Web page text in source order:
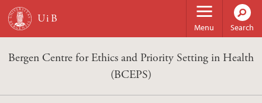
Skip to main content
Menu Search
Bergen Centre for Ethics and Priority Setting in Health
(BCEPS)